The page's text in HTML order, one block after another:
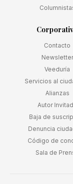
Contacto
Newsletter
Veeduría
Servicios al
Alianzas
Autor
Baja de
Denuncia
Código de
Sala de